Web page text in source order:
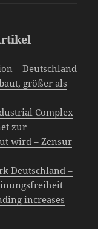
– Deutschland
größer als
Complex
zur
wird – Zensur
Deutschland –
increases